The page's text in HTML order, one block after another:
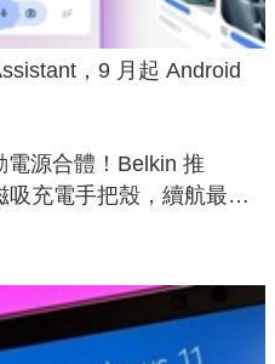
，9 月起 Android
電源合體！Belkin 推
吸充電手把殼，續航最高